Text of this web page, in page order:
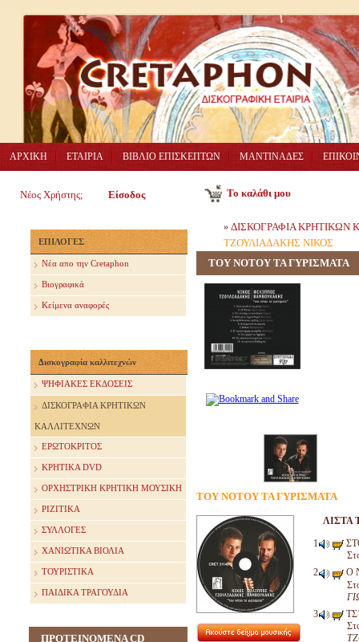
ΑΡΧΙΚΗ ΕΤΑΙΡΙΑ ΒΙΒΛΙΟ ΕΠΙΣΚΕΠΤΩΝ ΜΑΝΤΙΝΑΔΕΣ
Νέος Χρήστης; Είσοδος Το καλάθι μου
ΕΠΙΛΟΓΕΣ
Nέα απο την Cretaphon
Βιογραφικά
Κείμενα αναφορές
Δισκογραφία καλλιτεχνών
ΨΗΦΙΑΚΕΣ ΕΚΔΟΣΕΙΣ
ΔΙΣΚΟΓΡΑΦΙΑ ΚΡΗΤΙΚΩΝ
ΚΑΛΛΙΤΕΧΝΩΝ
ΕΡΩΤΟΚΡΙΤΟΣ
ΚΡΗΤΙΚΑ DVD
ΟΡΧΗΣΤΡΙΚΗ ΚΡΗΤΙΚΗ ΜΟΥΣΙΚΗ
ΡΙΖΙΤΙΚΑ
ΣΥΛΛΟΓΕΣ
ΧΑΝΙΩΤΙΚΑ ΒΙΟΛΙΑ
ΤΟΥΡΙΣΤΙΚΑ
ΠΑΙΔΙΚΑ ΤΡΑΓΟΥΔΙΑ
ΠΡΟΤΕΙΝΟΜΕΝΑ CD
» ΔΙΣΚΟΓΡΑΦΙΑ ΚΡΗΤΙΚΩΝ
ΤΖΟΥΛΙΑΔΑΚΗΣ ΝΙΚΟΣ
ΤΟΥ ΝΟΤΟΥ ΤΑ ΓΥΡΙΣΜΑΤΑ
ΤΟΥ ΝΟΤΟΥ ΤΑ ΓΥΡΙΣΜΑΤΑ
ΛΙΣΤΑ
Ο